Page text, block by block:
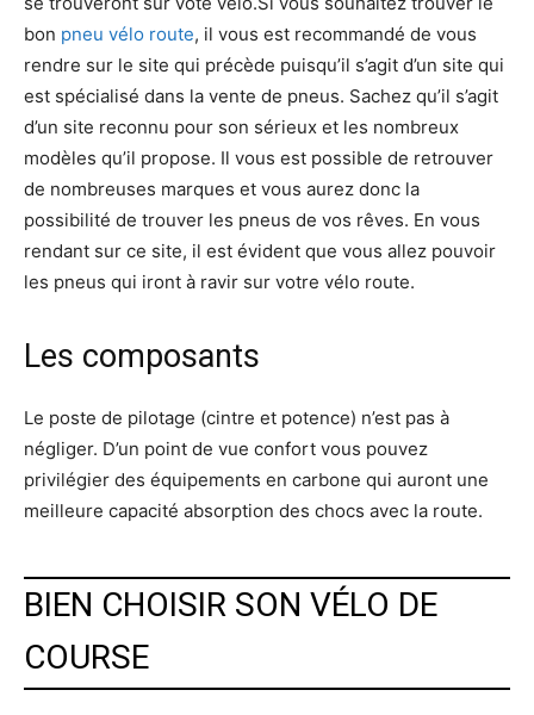
bon pneu vélo route, il vous est recommandé de vous
rendre sur le site qui précède puisqu’il s’agit d’un site qui
est spécialisé dans la vente de pneus. Sachez qu’il s’agit
d’un site reconnu pour son sérieux et les nombreux
modèles qu’il propose. Il vous est possible de retrouver
de nombreuses marques et vous aurez donc la
possibilité de trouver les pneus de vos rêves. En vous
rendant sur ce site, il est évident que vous allez pouvoir
les pneus qui iront à ravir sur votre vélo route.
Les composants
Le poste de pilotage (cintre et potence) n’est pas à
négliger. D’un point de vue confort vous pouvez
privilégier des équipements en carbone qui auront une
meilleure capacité absorption des chocs avec la route.
BIEN CHOISIR SON VÉLO DE
COURSE